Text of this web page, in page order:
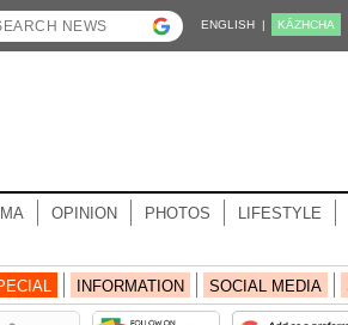
ENGLISH | KĀZHCHA
OPINION PHOTOS LIFESTYLE
INFORMATION SOCIAL MEDIA